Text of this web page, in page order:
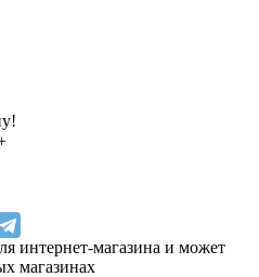
интернет-магазина и может
магазинах